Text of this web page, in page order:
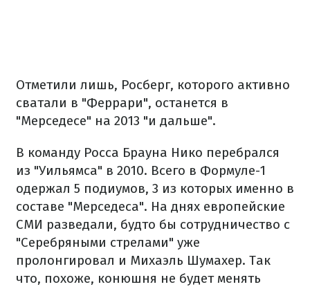
Отметили лишь, Росберг, которого активно
сватали в "Феррари", останется в
"Мерседесе" на 2013 "и дальше".
В команду Росса Брауна Нико перебрался
из "Уильямса" в 2010. Всего в Формуле-1
одержал 5 подиумов, 3 из которых именно в
составе "Мерседеса". На днях европейские
СМИ разведали, будто бы сотрудничество с
"Серебряными стрелами" уже
пролонгировал и Михаэль Шумахер. Так
что, похоже, конюшня не будет менять